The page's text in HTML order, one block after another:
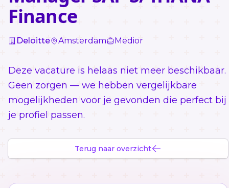
Finance
Deloitte Amsterdam Medior
Deze vacature is helaas niet meer beschikbaar.
Geen zorgen — we hebben vergelijkbare
mogelijkheden voor je gevonden die perfect bij
je profiel passen.
Terug naar overzicht